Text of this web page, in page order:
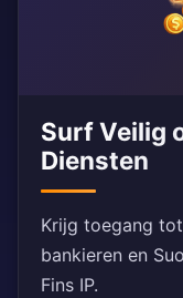
Surf Veilig
Diensten
Krijg toegang
bankieren en
Fins IP.